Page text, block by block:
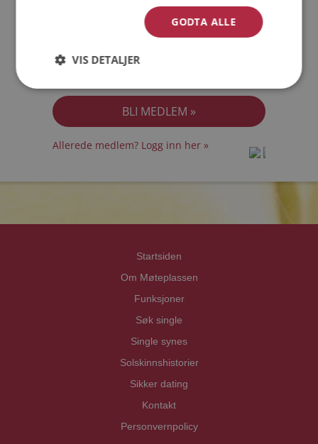
Jeg akseptererMedlemsvilkårene
Allerede medlem? Logg inn her »
Startsiden
Om Møteplassen
Funksjoner
Søk single
Single synes
Solskinnshistorier
Sikker dating
Kontakt
Personvernpolicy
GODTA ALLE
VIS DETALJER